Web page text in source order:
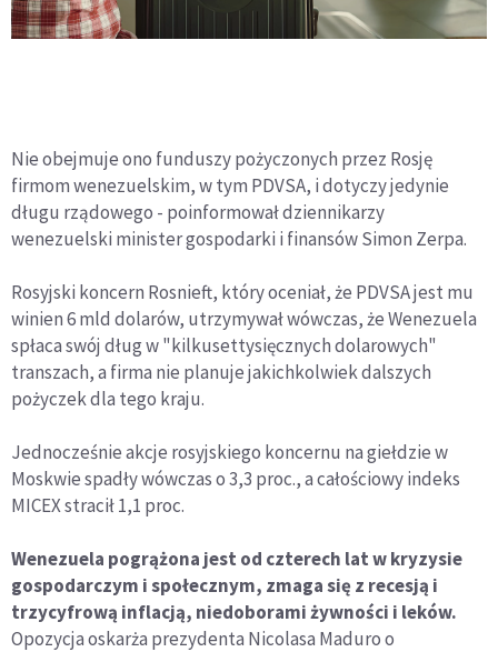
Nie obejmuje ono funduszy pożyczonych przez Rosję
firmom wenezuelskim, w tym PDVSA, i dotyczy jedynie
długu rządowego - poinformował dziennikarzy
wenezuelski minister gospodarki i finansów Simon Zerpa.
Rosyjski koncern Rosnieft, który oceniał, że PDVSA jest mu
winien 6 mld dolarów, utrzymywał wówczas, że Wenezuela
spłaca swój dług w "kilkusettysięcznych dolarowych"
transzach, a firma nie planuje jakichkolwiek dalszych
pożyczek dla tego kraju.
Jednocześnie akcje rosyjskiego koncernu na giełdzie w
Moskwie spadły wówczas o 3,3 proc., a całościowy indeks
MICEX stracił 1,1 proc.
Wenezuela pogrążona jest od czterech lat w kryzysie
gospodarczym i społecznym, zmaga się z recesją i
trzycyfrową inflacją, niedoborami żywności i leków.
Opozycja oskarża prezydenta Nicolasa Maduro o